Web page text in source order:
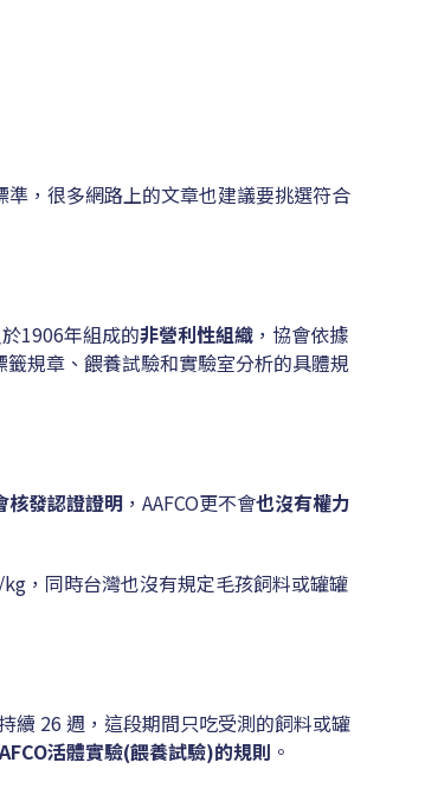
準，很多網路上的文章也建議要挑選符合
1906年組成的非營利性組織 ，協會依據
籤規章、餵養試驗和實驗室分析的具體規
核發認證證明 ，AAFCO更不會也沒有權力
，同時台灣也沒有規定毛孩飼料或罐罐
續 26 週，這段期間只吃受測的飼料或罐
活體實驗(餵養試驗)的規則 。